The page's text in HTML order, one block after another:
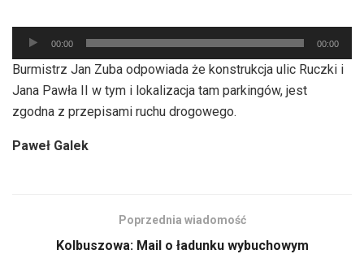
Odtwarzacz
plików
dźwiękowych
00:00 00:00
Burmistrz Jan Zuba odpowiada że konstrukcja ulic Ruczki i
Jana Pawła II w tym i lokalizacja tam parkingów, jest
zgodna z przepisami ruchu drogowego.
Paweł Galek
Poprzednia wiadomość
Kolbuszowa: Mail o ładunku wybuchowym